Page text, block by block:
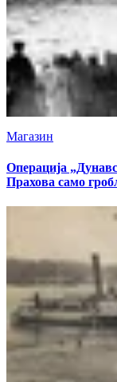
Магазин
Операција
Прахова само